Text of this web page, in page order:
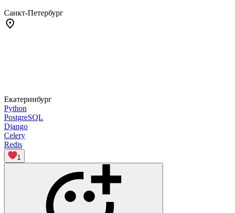
Санкт-Петербург
Екатеринбург
Python
PostgreSQL
Django
Celery
Redis
1